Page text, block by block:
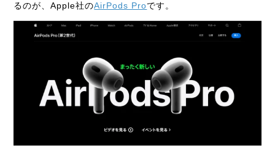
るのが、Apple社のAirPods Proです。